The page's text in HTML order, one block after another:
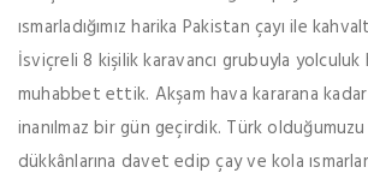
ısmarladığımız harika Pakistan çayı ile
İsviçreli 8 kişilik karavancı grubuyla yolculuk
muhabbet ettik. Akşam hava kararana
inanılmaz bir gün geçirdik. Türk
dükkânlarına davet edip çay ve kola